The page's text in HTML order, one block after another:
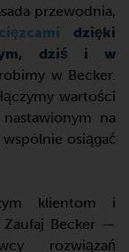
przewodnia,
dzięki
dziś i w
w Becker.
wartości
na
osiągać
klientom i
Becker —
rozwiązań